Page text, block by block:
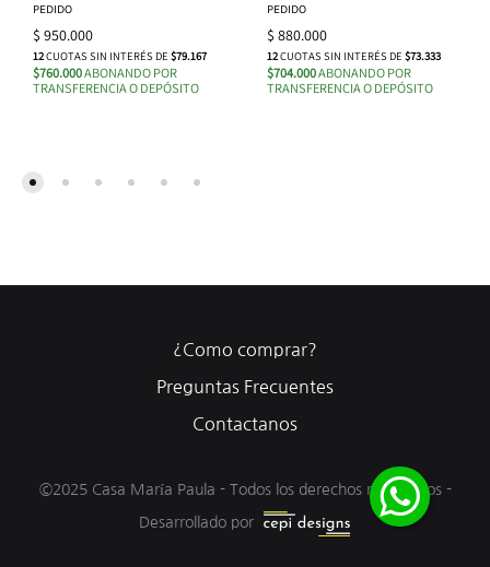
PEDIDO
$ 950.000
12CUOTAS SIN INTERÉS DE $79.167
$760.000ABONANDO POR
TRANSFERENCIA O DEPÓSITO
PEDIDO
$ 880.000
12CUOTAS SIN INTERÉS DE $73.333
$704.000ABONANDO POR
TRANSFERENCIA O DEPÓSITO
©2025 Casa María Paula - Todos los derechos reservados -
Desarrollado por
¿Como comprar?
Preguntas Frecuentes
Contactanos